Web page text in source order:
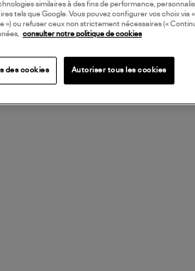
similaires à des fins de performance,
tels que Google. Vous pouvez configurer vos choix via
») ou refuser ceux non strictement nécessaires («
consulter notre politique de cookies
des cookies Autoriser tous les cookies